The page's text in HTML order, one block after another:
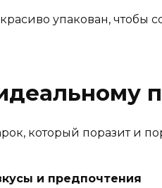
упакован, чтобы
который поразит и
и предпочтения